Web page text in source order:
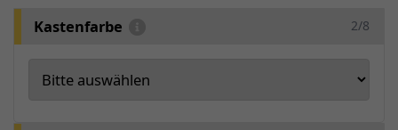
Kastenfarbe 2/8